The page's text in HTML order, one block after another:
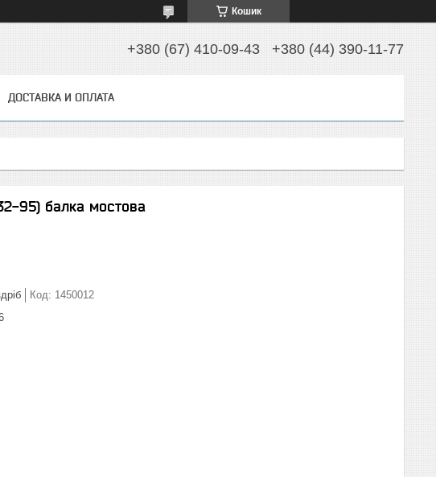
Кошик
+380 (67) 410-09-43 +380 (44) 390-11-77
ДОСТАВКА И ОПЛАТА
95) балка мостова
Код: 1450012